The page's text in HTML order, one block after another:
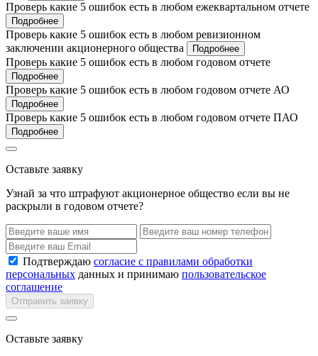
Проверь какие 5 ошибок есть в любом ежеквартальном отчете
Подробнее
Проверь какие 5 ошибок есть в любом ревизионном
заключении акционерного общества
Подробнее
Проверь какие 5 ошибок есть в любом годовом отчете
Подробнее
Проверь какие 5 ошибок есть в любом годовом отчете АО
Подробнее
Проверь какие 5 ошибок есть в любом годовом отчете ПАО
Подробнее
Оставьте заявку
Узнай за что штрафуют акционерное общество если вы не
раскрыли в годовом отчете?
Подтверждаю согласие с правилами обработки
персональных данных и принимаю пользовательское
соглашение
Отправить заявку
Оставьте заявку